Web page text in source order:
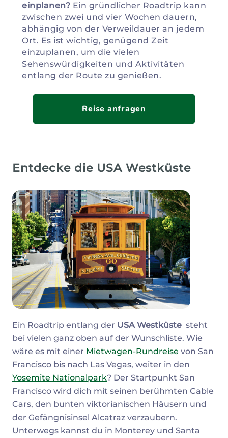
einplanen? Ein gründlicher Roadtrip kann
zwischen zwei und vier Wochen dauern,
abhängig von der Verweildauer an jedem
Ort. Es ist wichtig, genügend Zeit
einzuplanen, um die vielen
Sehenswürdigkeiten und Aktivitäten
entlang der Route zu genießen.
Reise anfragen
Entdecke die USA Westküste
Ein Roadtrip entlang der USA Westküste steht
bei vielen ganz oben auf der Wunschliste. Wie
wäre es mit einer Mietwagen-Rundreise von San
Francisco bis nach Las Vegas, weiter in den
Yosemite Nationalpark? Der Startpunkt San
Francisco wird dich mit seinen berühmten Cable
Cars, den bunten viktorianischen Häusern und
der Gefängnisinsel Alcatraz verzaubern.
Unterwegs kannst du in Monterey und Santa